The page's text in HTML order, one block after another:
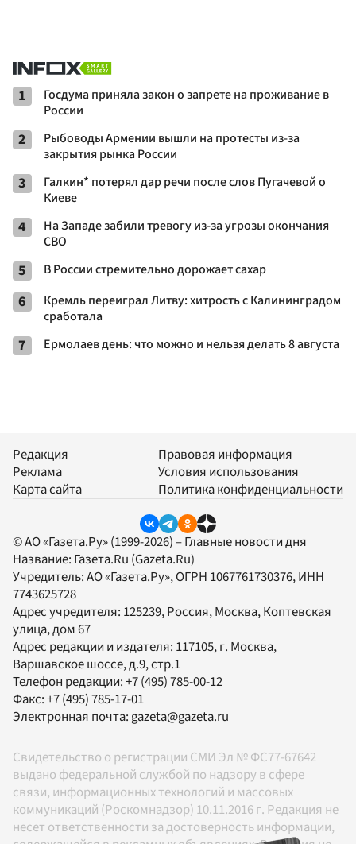
1
Госдума приняла закон о запрете на проживание в
России
2
Рыбоводы Армении вышли на протесты из-за
закрытия рынка России
3
Галкин* потерял дар речи после слов Пугачевой о
Киеве
4
На Западе забили тревогу из-за угрозы окончания
СВО
5 В России стремительно дорожает сахар
6
Кремль переиграл Литву: хитрость с Калининградом
сработала
7 Ермолаев день: что можно и нельзя делать 8 августа
Редакция
Реклама
Карта сайта
Правовая информация
Условия использования
Политика конфиденциальности
© АО «Газета.Ру» (1999-2026) – Главные новости дня
Название: Газета.Ru (Gazeta.Ru)
Учредитель:АО «Газета.Ру», ОГРН 1067761730376, ИНН
7743625728
Адрес учредителя: 125239, Россия, Москва, Коптевская
улица, дом 67
Адрес редакции и издателя: 117105, г. Москва,
Варшавское шоссе, д.9, стр.1
Телефон редакции:+7 (495) 785-00-12
Факс:+7 (495) 785-17-01
Электронная почта:gazeta@gazeta.ru
Свидетельство о регистрации СМИ Эл № ФС77-67642
выдано федеральной службой по надзору в сфере
связи, информационных технологий и массовых
коммуникаций (Роскомнадзор) 10.11.2016 г. Редакция не
несет ответственности за достоверность информации,